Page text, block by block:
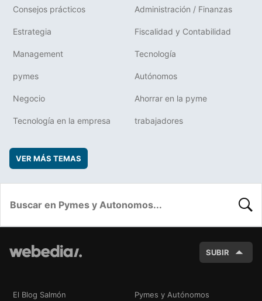
Consejos prácticos Administración / Finanzas
Estrategia Fiscalidad y Contabilidad
Management Tecnología
pymes Autónomos
Negocio Ahorrar en la pyme
Tecnología en la empresa trabajadores
VER MÁS TEMAS
SUBIR
El Blog Salmón Pymes y Autónomos